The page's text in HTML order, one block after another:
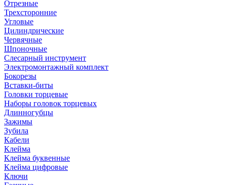
Отрезные
Трехсторонние
Угловые
Цилиндрические
Червячные
Шпоночные
Слесарный инструмент
Электромонтажный комплект
Бокорезы
Вставки-биты
Головки торцевые
Наборы головок торцевых
Длинногубцы
Зажимы
Зубила
Кабели
Клейма
Клейма буквенные
Клейма цифровые
Ключи